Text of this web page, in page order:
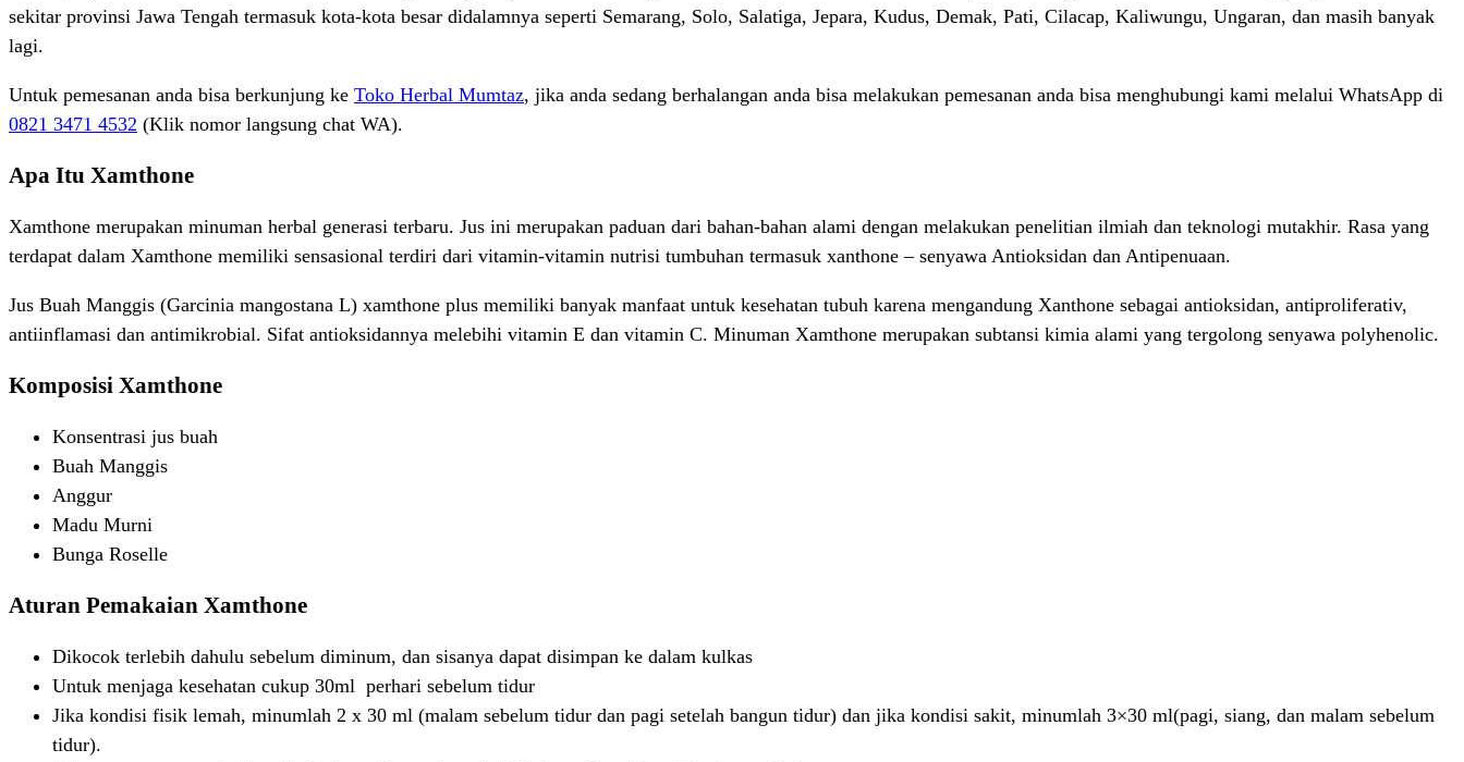
sekitar provinsi Jawa Tengah termasuk kota-kota besar didalamnya seperti Semarang, Solo, Salatiga, Jepara, Kudus, Demak, Pati, Cilacap, Kaliwungu, Ungaran, dan masih banyak
lagi.
Untuk pemesanan anda bisa berkunjung ke Toko Herbal Mumtaz, jika anda sedang berhalangan anda bisa melakukan pemesanan anda bisa menghubungi kami melalui WhatsApp di
0821 3471 4532 (Klik nomor langsung chat WA).
Apa Itu Xamthone
Xamthone merupakan minuman herbal generasi terbaru. Jus ini merupakan paduan dari bahan-bahan alami dengan melakukan penelitian ilmiah dan teknologi mutakhir. Rasa yang
terdapat dalam Xamthone memiliki sensasional terdiri dari vitamin-vitamin nutrisi tumbuhan termasuk xanthone – senyawa Antioksidan dan Antipenuaan.
Jus Buah Manggis (Garcinia mangostana L) xamthone plus memiliki banyak manfaat untuk kesehatan tubuh karena mengandung Xanthone sebagai antioksidan, antiproliferativ,
antiinflamasi dan antimikrobial. Sifat antioksidannya melebihi vitamin E dan vitamin C. Minuman Xamthone merupakan subtansi kimia alami yang tergolong senyawa polyhenolic.
Komposisi Xamthone
Konsentrasi jus buah
Buah Manggis
Anggur
Madu Murni
Bunga Roselle
Aturan Pemakaian Xamthone
Dikocok terlebih dahulu sebelum diminum, dan sisanya dapat disimpan ke dalam kulkas
Untuk menjaga kesehatan cukup 30ml perhari sebelum tidur
Jika kondisi fisik lemah, minumlah 2 x 30 ml (malam sebelum tidur dan pagi setelah bangun tidur) dan jika kondisi sakit, minumlah 3×30 ml(pagi, siang, dan malam sebelum
tidur).